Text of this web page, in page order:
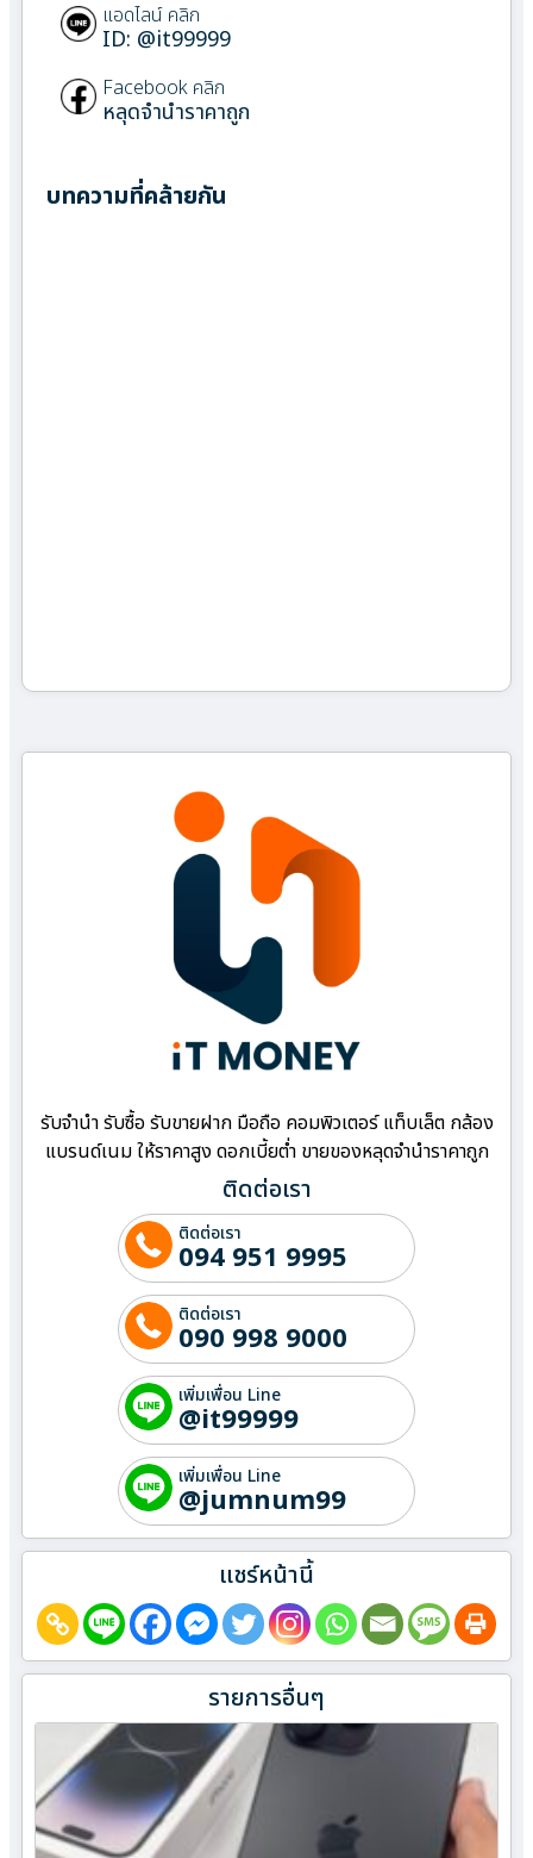
แอดไลน์ คลิก
ID: @it99999
Facebook คลิก
หลุดจำนำราคาถูก
บทความที่คล้ายกัน
รับจำนำ รับซื้อ รับขายฝาก มือถือ คอมพิวเตอร์ แท็บเล็ต กล้อง
แบรนด์เนม ให้ราคาสูง ดอกเบี้ยต่ำ ขายของหลุดจำนำราคาถูก
ติดต่อเรา
ติดต่อเรา
094 951 9995
ติดต่อเรา
090 998 9000
เพิ่มเพื่อน Line
@it99999
เพิ่มเพื่อน Line
@jumnum99
แชร์หน้านี้
รายการอื่นๆ